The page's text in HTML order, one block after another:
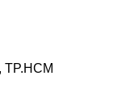
TP.HCM